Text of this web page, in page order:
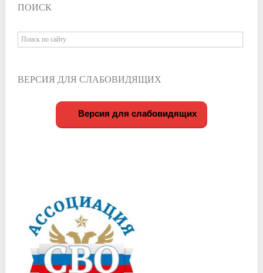
ПОИСК
ВЕРСИЯ ДЛЯ СЛАБОВИДЯЩИХ
Версия для слабовидящих